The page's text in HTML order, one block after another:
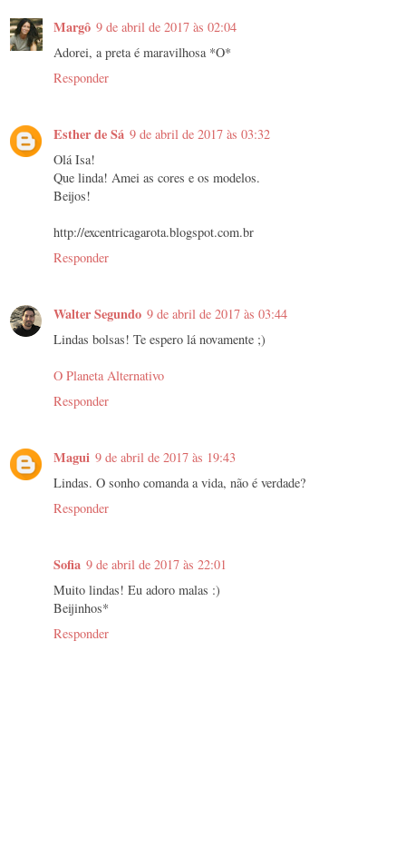
Margô 9 de abril de 2017 às 02:04
Adorei, a preta é maravilhosa *O*
Responder
Esther de Sá 9 de abril de 2017 às 03:32
Olá Isa!
Que linda! Amei as cores e os modelos.
Beijos!
http://excentricagarota.blogspot.com.br
Responder
Walter Segundo 9 de abril de 2017 às 03:44
Lindas bolsas! Te espero lá novamente ;)
O Planeta Alternativo
Responder
Magui 9 de abril de 2017 às 19:43
Lindas. O sonho comanda a vida, não é verdade?
Responder
Sofia 9 de abril de 2017 às 22:01
Muito lindas! Eu adoro malas :)
Beijinhos*
Responder